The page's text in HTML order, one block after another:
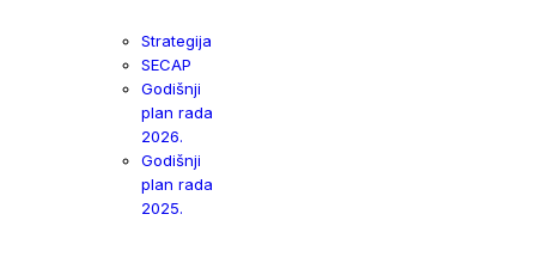
Strategija
SECAP
Godišnji
plan rada
2026.
Godišnji
plan rada
2025.